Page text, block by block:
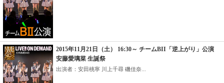
2015年11月21日（土） 16:30～ チームBII「逆上がり」公演
安藤愛璃菜 生誕祭
出演者：安田桃寧 川上千尋 磯佳奈...